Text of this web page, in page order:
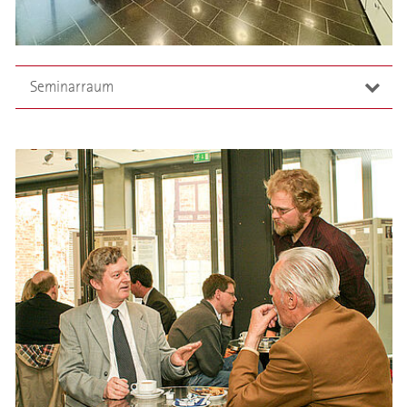
Projektionszwecke abzudunkeln. Zur Präsentation von
Vorträgen stehen mobile Medien zur Verfügung.
Seminarraum
Workshops und Arbeitsgruppen von bis zu 20
Personen geeignet. Er ist mit einem beweglichen
Whiteboard inklusive Tafel ausgestattet. Zusätzlich
kann hier auch mobile Präsentationstechnik eingesetzt
werden. Der Raum befindet sich im Erdgeschoss des
Kolleggebäudes in unmittelbarer Nähe zum Hörsaal.
Der Zugang zum Seminarraum erfolgt ebenerdig.